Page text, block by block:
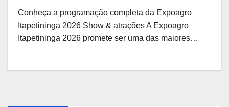
Conheça a programação completa da Expoagro
Itapetininga 2026 Show & atrações A Expoagro
Itapetininga 2026 promete ser uma das maiores…